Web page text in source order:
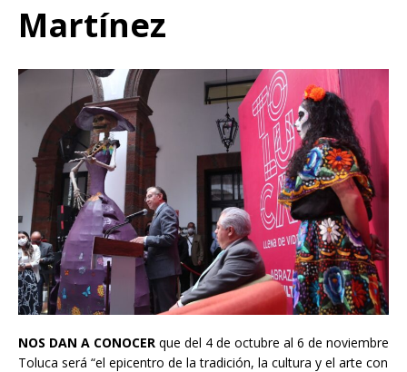
Martínez
NOS DAN A CONOCER que del 4 de octubre al 6 de noviembre
Toluca será “el epicentro de la tradición, la cultura y el arte con